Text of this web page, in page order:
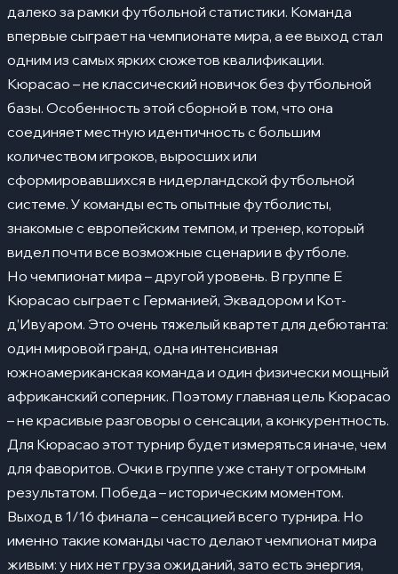
Ливано Комененсия
06 Сильные стороны
Слабые стороны
08 Группа и соперники
09 История выступлений на ЧМ
Прогноз на турнир
далеко за рамки футбольной статистики. Команда
впервые сыграет на чемпионате мира, а ее выход стал
одним из самых ярких сюжетов квалификации.
Кюрасао – не классический новичок без футбольной
базы. Особенность этой сборной в том, что она
соединяет местную идентичность с большим
количеством игроков, выросших или
сформировавшихся в нидерландской футбольной
системе. У команды есть опытные футболисты,
знакомые с европейским темпом, и тренер, который
видел почти все возможные сценарии в футболе.
Но чемпионат мира – другой уровень. В группе E
Кюрасао сыграет с Германией, Эквадором и Кот-
д’Ивуаром. Это очень тяжелый квартет для дебютанта:
один мировой гранд, одна интенсивная
южноамериканская команда и один физически мощный
африканский соперник. Поэтому главная цель Кюрасао
– не красивые разговоры о сенсации, а конкурентность.
Для Кюрасао этот турнир будет измеряться иначе, чем
для фаворитов. Очки в группе уже станут огромным
результатом. Победа – историческим моментом.
Выход в 1/16 финала – сенсацией всего турнира. Но
именно такие команды часто делают чемпионат мира
живым: у них нет груза ожиданий, зато есть энергия,